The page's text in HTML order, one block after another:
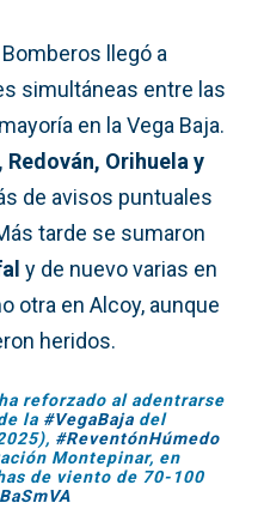
llegó a
simultáneas entre las
en la Vega Baja.
Redován, Orihuela y
de avisos puntuales
tarde se sumaron
y de nuevo varias en
otra en Alcoy, aunque
heridos.
reforzado al adentrarse
la #VegaBaja del
#ReventónHúmedo
Montepinar, en
de viento de 70-100